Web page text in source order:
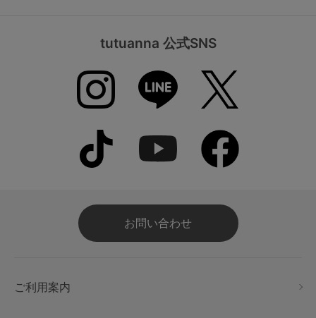
tutuanna 公式SNS
お問い合わせ
ご利用案内